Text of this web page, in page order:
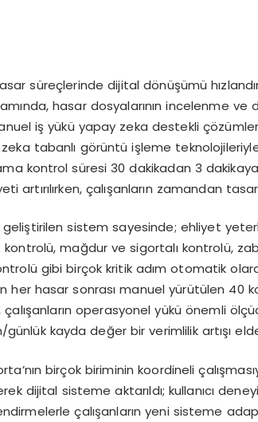
süreçlerinde dijital dönüşümü
hasar dosyalarının incelenme
iş yükü yapay zeka destekli
tabanlı görüntü işleme
kontrol süresi 30 dakikadan 3
artırılırken, çalışanların zamandan
geliştirilen sistem sayesinde; ehliyet
mağdur ve sigortalı kontrolü,
gibi birçok kritik adım otomatik
her hasar sonrası manuel yürütülen 40
operasyonel yükü önemli
kayda değer bir verimlilik artışı
birçok biriminin koordineli
dijital sisteme aktarıldı; kullanıcı
çalışanların yeni sisteme